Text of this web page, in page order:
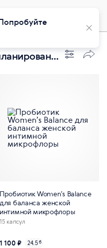
Витамины и добавки (планирование беременности)
Пробиотик Women’s Balance
для баланса женской
интимной микрофлоры
15 капсул
1 100 ₽ 24.5б